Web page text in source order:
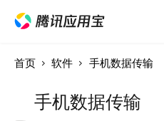
首页 软件 手机数据传输
手机数据传输